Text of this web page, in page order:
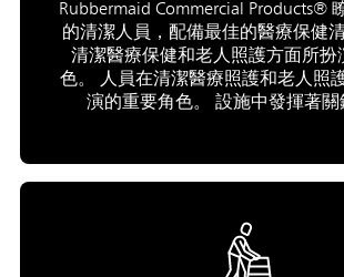
Rubbermaid Commercial Products®
的清潔人員，配備最佳的醫療保健
清潔醫療保健和老人照護方面所扮
色。 人員在清潔醫療照護和老人照
演的重要角色。 設施中發揮著關